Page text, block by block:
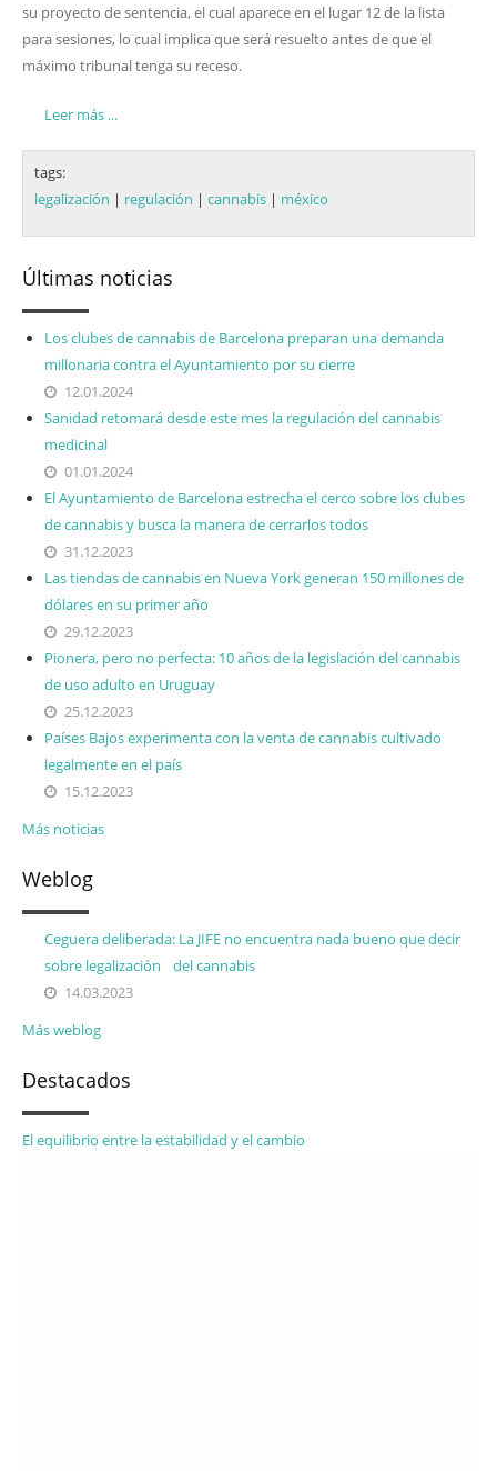
su proyecto de sentencia, el cual aparece en el lugar 12 de la lista
para sesiones, lo cual implica que será resuelto antes de que el
máximo tribunal tenga su receso.
Leer más ...
tags:
legalización | regulación | cannabis | méxico
Últimas noticias
Los clubes de cannabis de Barcelona preparan una demanda
millonaria contra el Ayuntamiento por su cierre
12.01.2024
Sanidad retomará desde este mes la regulación del cannabis
medicinal
01.01.2024
El Ayuntamiento de Barcelona estrecha el cerco sobre los clubes
de cannabis y busca la manera de cerrarlos todos
31.12.2023
Las tiendas de cannabis en Nueva York generan 150 millones de
dólares en su primer año
29.12.2023
Pionera, pero no perfecta: 10 años de la legislación del cannabis
de uso adulto en Uruguay
25.12.2023
Países Bajos experimenta con la venta de cannabis cultivado
legalmente en el país
15.12.2023
Más noticias
Weblog
Ceguera deliberada: La JIFE no encuentra nada bueno que decir
sobre legalización del cannabis
14.03.2023
Más weblog
Destacados
El equilibrio entre la estabilidad y el cambio